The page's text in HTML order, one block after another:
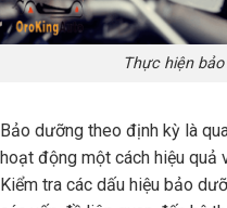
Thực hiện
Bảo dưỡng theo định kỳ là
hoạt động một cách hiệu quả
Kiểm tra các dấu hiệu bảo